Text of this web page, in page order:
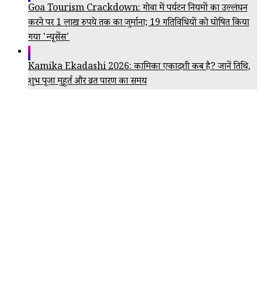
Goa Tourism Crackdown: गोवा में पर्यटन नियमों का उल्लंघन
करने पर 1 लाख रुपये तक का जुर्माना; 19 गतिविधियों को घोषित किया
गया 'न्यूसेंस'
Kamika Ekadashi 2026: कामिका एकादशी कब है? जानें तिथि,
शुभ पूजा मुहूर्त और व्रत पारण का समय